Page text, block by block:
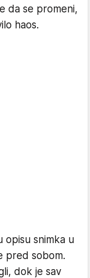
da se promeni,
haos.
opisu snimka u
pred sobom.
dok je sav